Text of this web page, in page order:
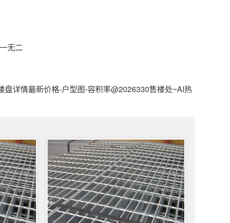
无二
详情最新价格-户型图-容积率@2026330售楼处~AI热